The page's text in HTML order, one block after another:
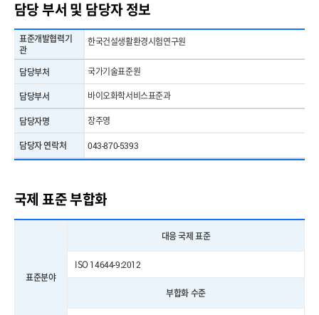
담당 부서 및 담당자 정보
표준개발협력기
관
한국건설생활환경시험연구원
담당부처 국가기술표준원
담당부서 바이오화학서비스표준과
담당자명 장주영
담당자 연락처 043-870-5393
국제 표준 부합화
표준분야
대응 국제 표준
ISO 14644-9:2012
부합화 수준